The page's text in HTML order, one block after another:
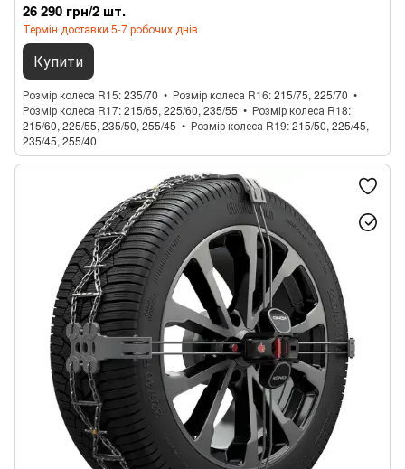
26 290 грн/2 шт.
Термін доставки 5-7 робочих днів
Купити
Розмір колеса R15 235/70 Розмір колеса R16 215/75, 225/70
Розмір колеса R17 215/65, 225/60, 235/55
Розмір колеса R18
215/60, 225/55, 235/50, 255/45
Розмір колеса R19 215/50, 225/45,
235/45, 255/40